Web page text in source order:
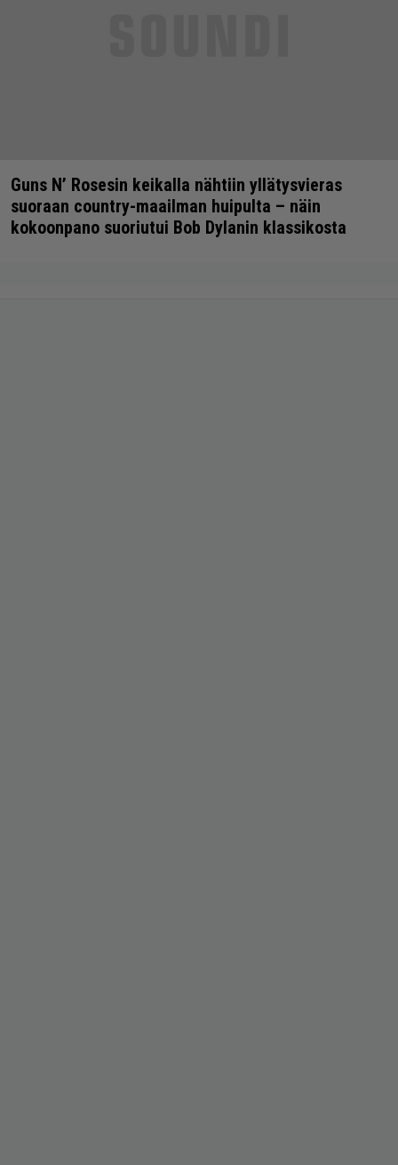
Guns N’ Rosesin keikalla nähtiin yllätysvieras
suoraan country-maailman huipulta – näin
kokoonpano suoriutui Bob Dylanin klassikosta